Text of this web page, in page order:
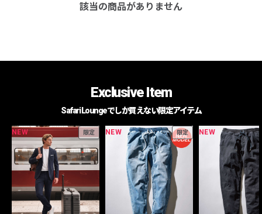
該当の商品がありません
Exclusive Item
Safari Loungeでしか買えない限定アイテム
NEW 限定 NEW 限定 NEW